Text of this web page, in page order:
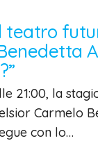
teatro
21:00, la
Carmelo
con lo…